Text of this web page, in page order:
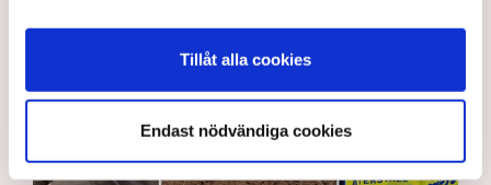
Tillåt alla cookies
Endast nödvändiga cookies